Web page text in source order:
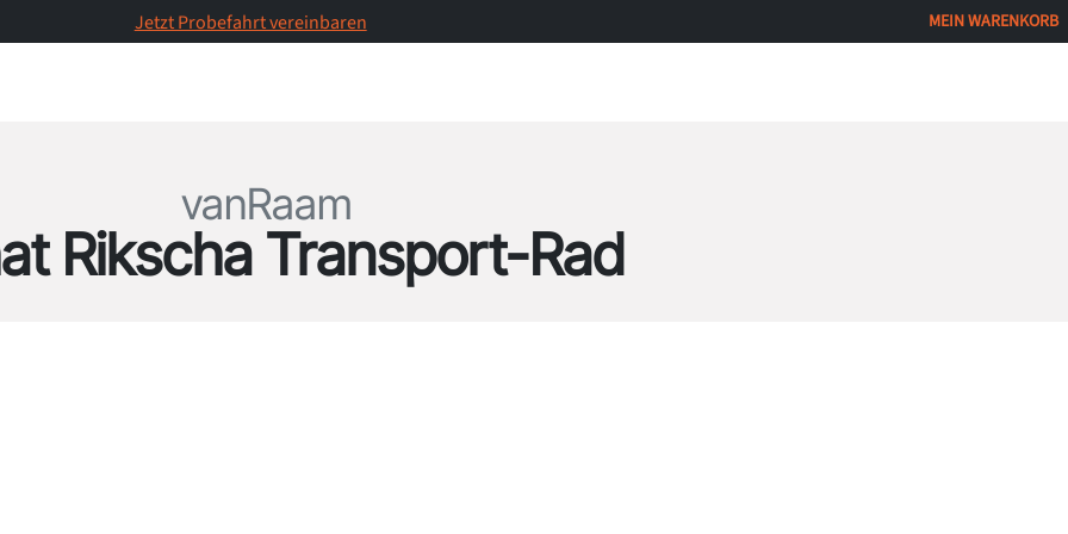
Jetzt Probefahrt vereinbaren MEIN WARE​NKORB
vanRaam
Rikscha Transport-Rad